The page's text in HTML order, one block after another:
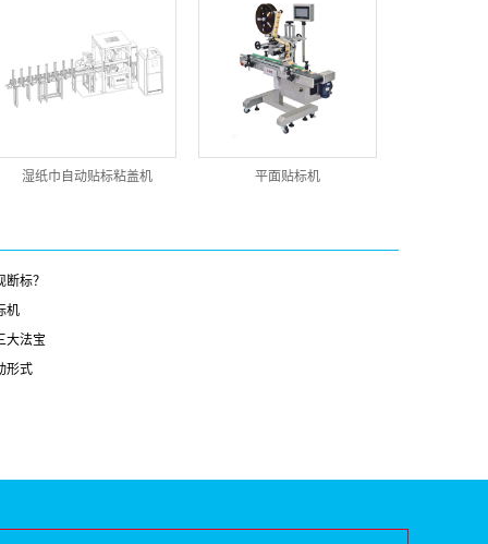
湿纸巾自动贴标粘盖机 平面贴标机
标？
机
大法宝
形式